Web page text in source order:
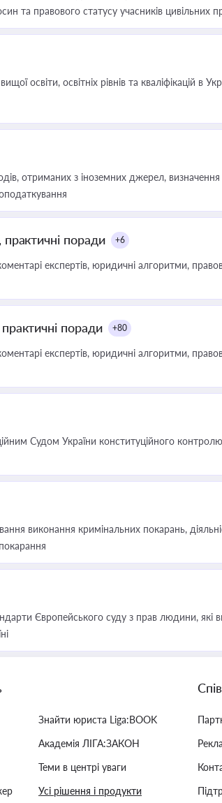
та правового статусу учасників цивільних
освіти, освітніх рівнів та кваліфікацій в
отриманих з іноземних джерел,
поради +6
експертів, юридичні алгоритми,
поради +80
експертів, юридичні алгоритми,
Судом України конституційного
виконання кримінальних покарань,
Європейського суду з прав людини, які
Знайти юриста Liga:BOOK
Академія ЛІГА:ЗАКОН
Теми в центрі уваги
Усі рішення і продукти